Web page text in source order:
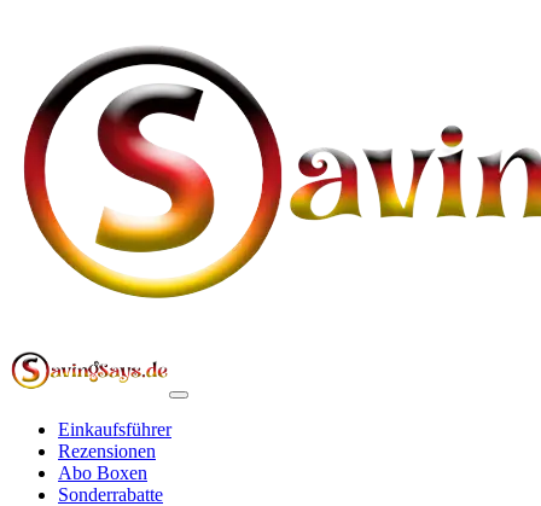
Einkaufsführer
Rezensionen
Abo Boxen
Sonderrabatte